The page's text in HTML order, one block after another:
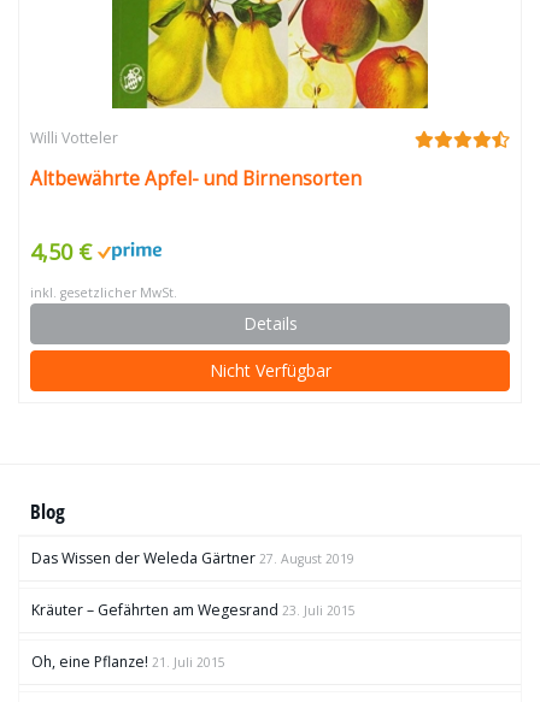
Willi Votteler
Altbewährte Apfel- und Birnensorten
4,50 €
inkl. gesetzlicher MwSt.
Details
Nicht Verfügbar
Blog
Das Wissen der Weleda Gärtner 27. August 2019
Kräuter – Gefährten am Wegesrand 23. Juli 2015
Oh, eine Pflanze! 21. Juli 2015